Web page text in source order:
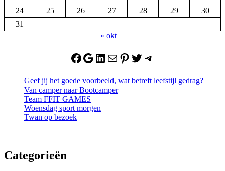
24
25 26 27 28 29
30
31
« okt
Facebook
Google
LinkedIn
MailPinterest
TwitterTelegram
Geef jij het goede voorbeeld, wat betreft leefstijl gedrag?
Van camper naar Bootcamper
Team FFIT GAMES
Woensdag sport morgen
Twan op bezoek
Categorieën